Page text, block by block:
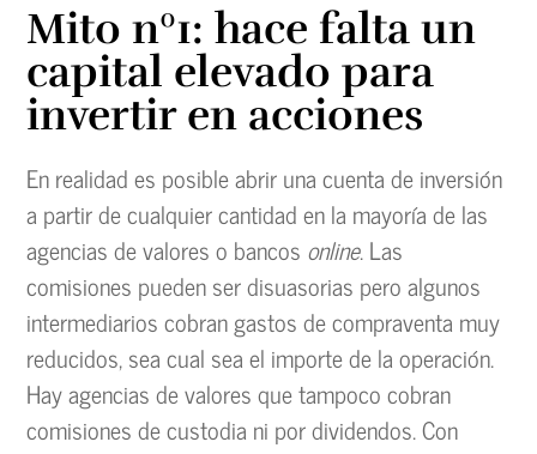
Mito nº1: hace falta un
capital elevado para
invertir en acciones
En realidad es posible abrir una cuenta de inversión
a partir de cualquier cantidad en la mayoría de las
agencias de valores o bancos online. Las
comisiones pueden ser disuasorias pero algunos
intermediarios cobran gastos de compraventa muy
reducidos, sea cual sea el importe de la operación.
Hay agencias de valores que tampoco cobran
comisiones de custodia ni por dividendos. Con